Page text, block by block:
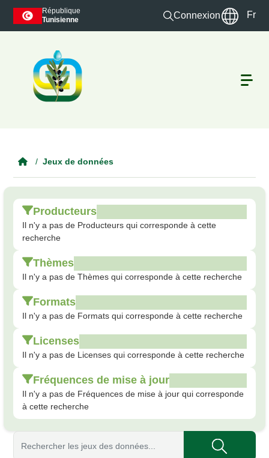
Skip to main content
République
Tunisienne
Connexion Fr
Jeux de données
Producteurs
Il n'y a pas de Producteurs qui corresponde à cette
recherche
Thèmes
Il n'y a pas de Thèmes qui corresponde à cette recherche
Formats
Il n'y a pas de Formats qui corresponde à cette recherche
Licenses
Il n'y a pas de Licenses qui corresponde à cette recherche
Fréquences de mise à jour
Il n'y a pas de Fréquences de mise à jour qui corresponde
à cette recherche